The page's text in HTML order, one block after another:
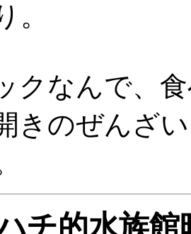
。
クなんで、
きのぜんざ
チ的水族館